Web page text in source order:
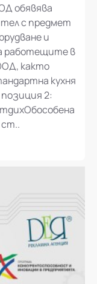
обявява
с предмет
и
работещите в
както
кухня
2: